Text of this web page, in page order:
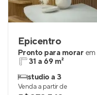
Epicentro
Pronto para morar em
31 a 69 m²
studio a 3
Venda a partir de